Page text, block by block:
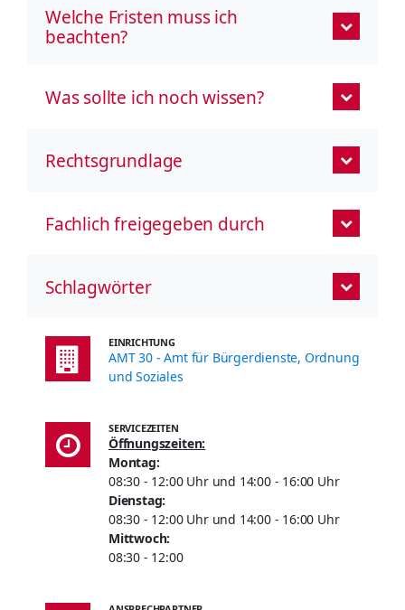
Welche Fristen muss ich
beachten?
Was sollte ich noch wissen?
Rechtsgrundlage
Fachlich freigegeben durch
Schlagwörter
EINRICHTUNG
AMT 30 - Amt für Bürgerdienste, Ordnung
und Soziales
SERVICEZEITEN
Öffnungszeiten:
Montag:
08:30 - 12:00 Uhr und 14:00 - 16:00 Uhr
Dienstag:
08:30 - 12:00 Uhr und 14:00 - 16:00 Uhr
Mittwoch:
08:30 - 12:00